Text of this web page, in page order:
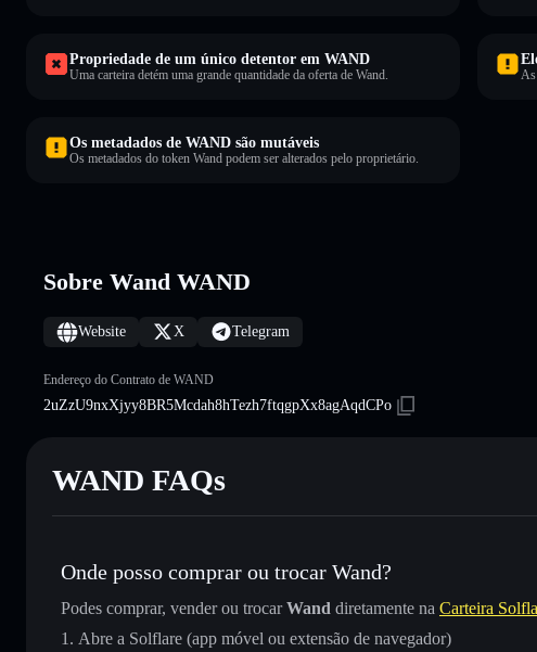
Propriedade de um único detentor em WAND
Uma carteira detém uma grande quantidade da oferta de Wand. As
Os metadados de WAND são mutáveis
Os metadados do token Wand podem ser alterados pelo proprietário.
Sobre Wand WAND
Website X Telegram
Endereço do Contrato de WAND
2uZzU9nxXjyy8BR5Mcdah8hTezh7ftqgpXx8agAqdCPo
WAND FAQs
Onde posso comprar ou trocar Wand?
Podes comprar, vender ou trocarWand diretamente na Carteira
Abre a Solflare (app móvel ou extensão de navegador)